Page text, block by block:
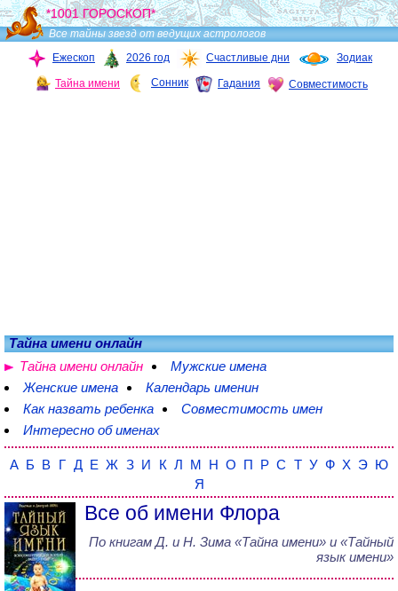
*1001 ГОРОСКОП*
Все тайны звезд от ведущих астрологов
Ежескоп
2026 год Счастливые дни Зодиак
Тайна имени Сонник Гадания Совместимость
Тайна имени онлайн
Тайна имени онлайн
Мужские имена
Женские имена
Календарь именин
Как назвать ребенка
Совместимость имен
Интересно об именах
А Б В Г Д Е Ж З И К Л М Н О П Р С Т У Ф Х Э Ю
Я
Все об имени Флора
По книгам Д. и Н. Зима «Тайна имени» и «Тайный
язык имени»